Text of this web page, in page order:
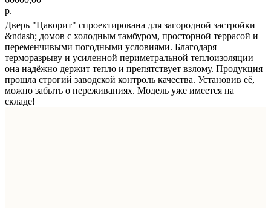
р.
Дверь "Цаворит" спроектирована для загородной застройки
&ndash; домов с холодным тамбуром, просторной террасой и
переменчивыми погодными условиями. Благодаря
терморазрыву и усиленной периметральной теплоизоляции
она надёжно держит тепло и препятствует взлому. Продукция
прошла строгий заводской контроль качества. Установив её,
можно забыть о переживаниях. Модель уже имеется на
складе!